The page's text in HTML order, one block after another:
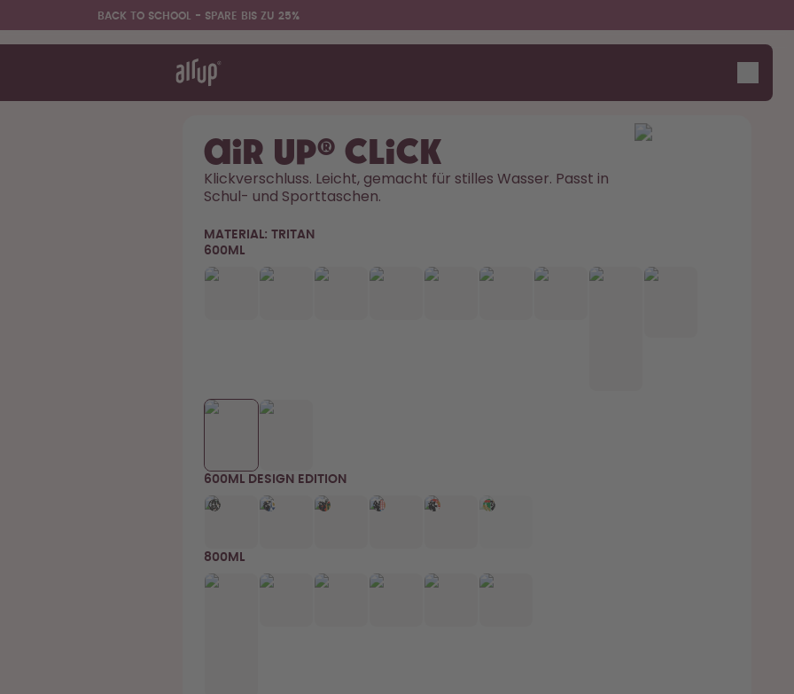
BACK TO SCHOOL - SPARE BIS ZU 25%
Back to School - Spare bis zu
air up® Click
Klickverschluss. Leicht, gemacht für stilles Wasser. Passt in
Schul- und Sporttaschen.
MATERIAL: TRITAN
600ML
600ML DESIGN EDITION
800ML